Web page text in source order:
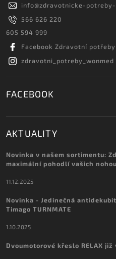
info@zdravotnicke-
566 626 220
605 594 999
Facebook Zdravotní potřeby
zdravotni_potreby_wonmed
FACEBOOK
AKTUALITY
Novinka v našem sortimentu:
maximální pohodlí vašich
11.12.2025
Novinka - Jedinečná
Timago TURNMATE
1.10.2025
Dvoumotorové křeslo RELAX